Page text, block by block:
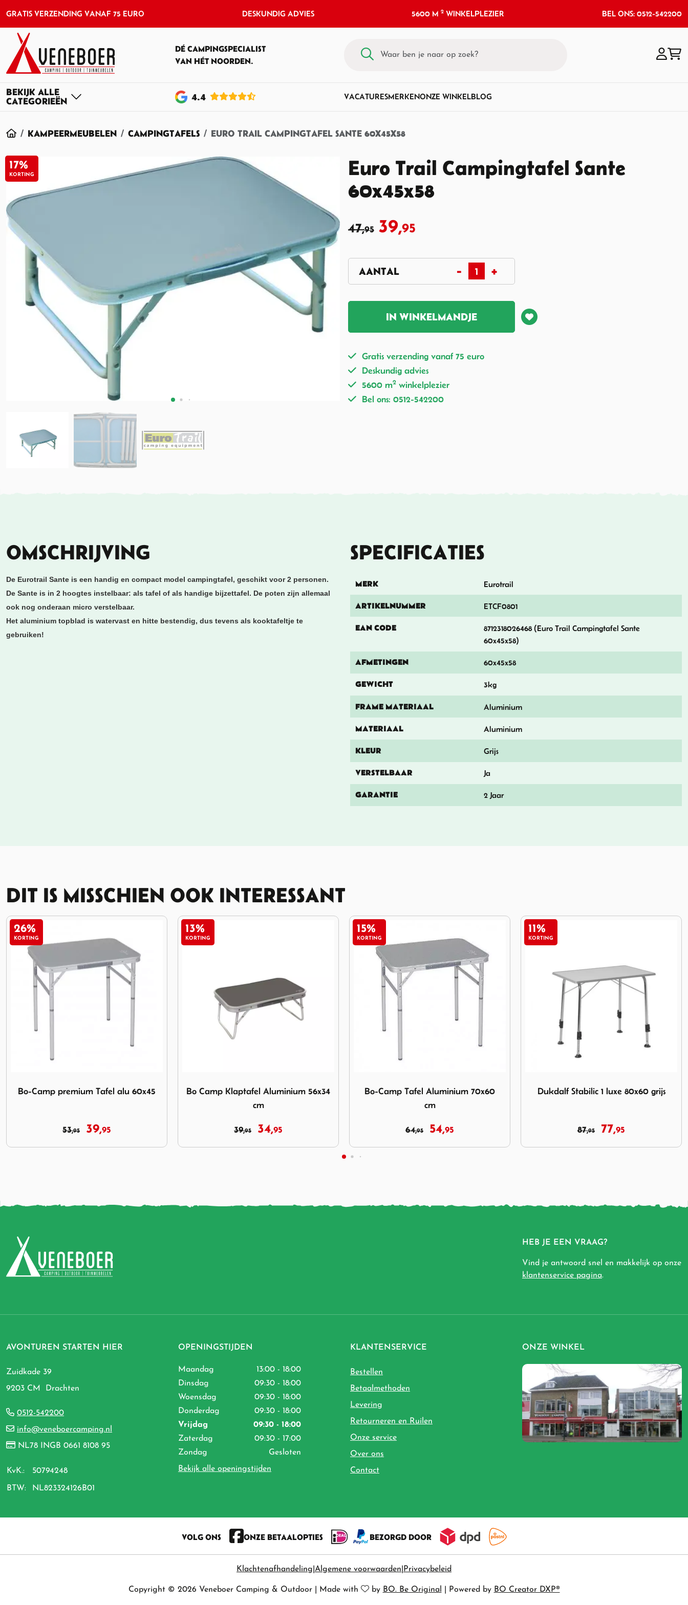
GRATIS VERZENDING VANAF 75 EURO DESKUNDIG ADVIES 5600 M2 WINKELPLEZIER BEL ONS: 0512-542200
DÉ CAMPINGSPECIALIST
VAN HÉT NOORDEN.
4.4 VACATURESMERKENONZE WINKELBLOG
HOMEKAMPEERMEUBELEN CAMPINGTAFELS EURO TRAIL CAMPINGTAFEL SANTE 60X45X58
17%
KORTING
Euro Trail Campingtafel Sante
60x45x58
47,95 39,95
IN WINKELMANDJE
Gratis verzending vanaf 75 euro
Deskundig advies
5600 m2 winkelplezier
Bel ons: 0512-542200
OMSCHRIJVING
De Eurotrail Sante is een handig en compact model campingtafel, geschikt voor 2 personen.
De Sante is in 2 hoogtes instelbaar: als tafel of als handige bijzettafel. De poten zijn allemaal
ook nog onderaan micro verstelbaar.
Het aluminium topblad is watervast en hitte bestendig, dus tevens als kooktafeltje te
gebruiken!
SPECIFICATIES
MERK Eurotrail
ARTIKELNUMMER ETCF0801
EAN CODE
8712318026468 (Euro Trail Campingtafel Sante
60x45x58)
AFMETINGEN 60x45x58
GEWICHT 3kg
FRAME MATERIAAL Aluminium
MATERIAAL Aluminium
KLEUR Grijs
VERSTELBAAR Ja
GARANTIE 2 Jaar
DIT IS MISSCHIEN OOK INTERESSANT
13%
KORTING
Bo Camp Klaptafel Aluminium 56x34
39,95 34,95
15%
KORTING
Bo-Camp Tafel Aluminium 70x60
cm
64,95 54,95
11%
KORTING
Dukdalf Stabilic 1 luxe 80x60 grijs
87,95 77,95
27%
KORTING
Bo-Camp Premium tafel 150x80 cm
149,95 109,95
HEB JE EEN VRAAG?
Vind je antwoord snel en makkelijk op onze
klantenservice pagina.
AVONTUREN STARTEN HIER
Zuidkade 39
9203 CM Drachten
0512-542200
info@veneboercamping.nl
NL78 INGB 0661 8108 95
KvK.: 50794248
BTW: NL823324126B01
OPENINGSTIJDEN
Maandag
13:00 - 18:00
Dinsdag
09:30 - 18:00
Woensdag
09:30 - 18:00
Donderdag
09:30 - 18:00
Vrijdag
09:30 - 18:00
Zaterdag
09:30 - 17:00
Zondag
Gesloten
Bekijk alle openingstijden
KLANTENSERVICE
Bestellen
Betaalmethoden
Levering
Retourneren en Ruilen
Onze service
Over ons
Contact
ONZE WINKEL
VOLG ONS ONZE BETAALOPTIES BEZORGD DOOR
Klachtenafhandeling Algemene voorwaarden Privacybeleid
Copyright © 2026 Veneboer Camping & Outdoor Made with by BO. Be Original Powered by BO Creator DXP®